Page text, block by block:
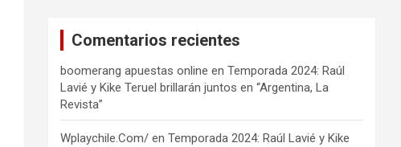
Comentarios recientes
boomerang apuestas online enTemporada 2024: Raúl
Lavié y Kike Teruel brillarán juntos en “Argentina, La
Revista”
Wplaychile.Com/ enTemporada 2024: Raúl Lavié y Kike